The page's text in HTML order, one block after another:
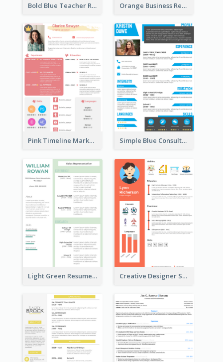
Bold Blue Teacher Resume Orange Business Resume
Pink Timeline Marketing Designer Resume Simple Blue Consultant Resume
Light Green Resume Creative Designer Student Resume